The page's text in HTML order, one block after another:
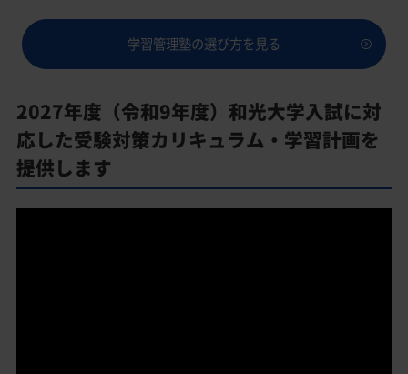
学習管理塾の選び方を見る
2027年度（令和9年度）和光大学入試に対
応した受験対策カリキュラム・学習計画を
提供します